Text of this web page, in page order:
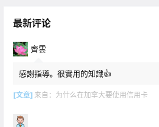
最新评论
齊雲
感謝指導。很實用的知識👍
[文章] 来自： 为什么在加拿大要使用信用卡